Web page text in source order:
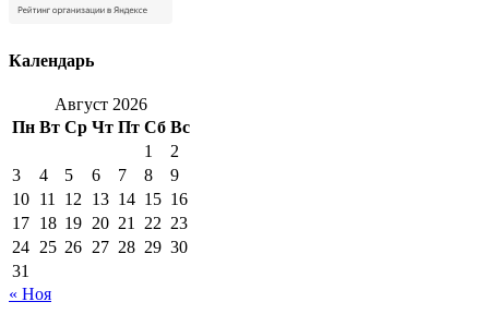
Календарь
Август 2026
Пн Вт Ср Чт Пт Сб Вс
1
2
3
4 5 6 7 8
9
10 11 12 13 14 15 16
17 18 19 20 21 22 23
24 25 26 27 28 29 30
31
« Ноя